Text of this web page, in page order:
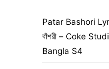
Patar Bashori
বাঁশরী – Coke
Bangla S4